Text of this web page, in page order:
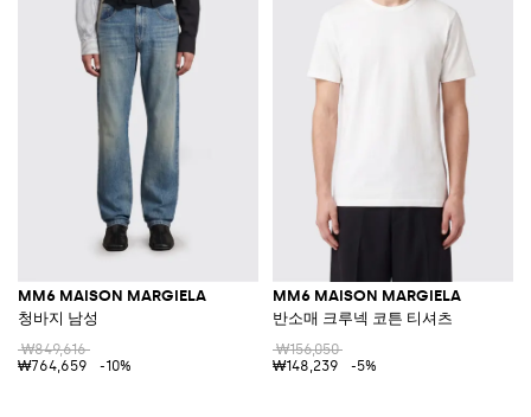
MM6 MAISON MARGIELA
청바지 남성
₩849,616
₩764,659
-10%
MM6 MAISON MARGIELA
반소매 크루넥 코튼 티셔츠
₩156,050
₩148,239
-5%